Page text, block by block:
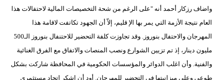
واضاف رزكار أحمد أنه "على الرغم من شحة التخصيصات المالية لاحتفالات هذا
العام نتيجة الأزمة التي يمر بها الإ قليم، إلاّ أن الجهود تكاتفت لاقامة هذا
المهرجان والاحتفال بنوروز. وقد تجاوزت كلفة التحضير للاحتنفال بنوروز الـ500
مليون دينار، إذ تم تزيين الشوارع ونصب المنصات والاتفاق مع الفرق الغنائية
والفنية. وأن اغلب الدوائر والمؤسسات الحكومية في المحافظة شاركت بشكل
طوعي وعلى ميزانيتها في التحضير للمهرجان. أود أن اشكر اتحاد مستثمري